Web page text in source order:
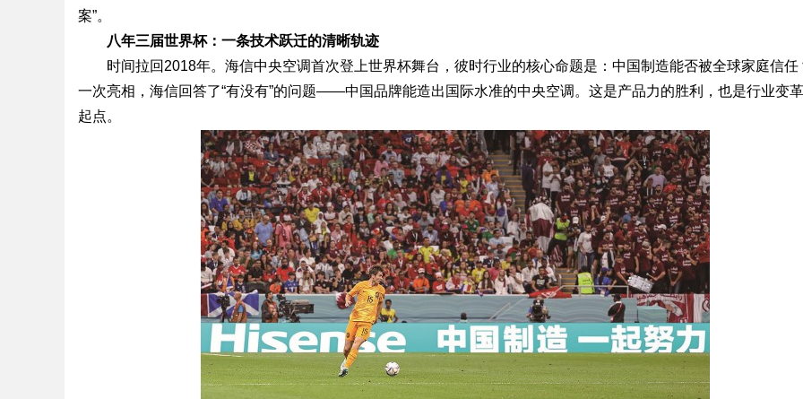
案”。
八年三届世界杯：一条技术跃迁的清晰轨迹
时间拉回2018年。海信中央空调首次登上世界杯舞台，彼时行业的核心命题是：中国制造能否被全球家庭信任
一次亮相，海信回答了“有没有”的问题——中国品牌能造出国际水准的中央空调。这是产品力的胜利，也是行业变
起点。